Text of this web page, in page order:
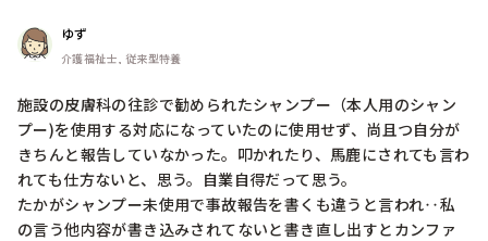
ゆず
介護福祉士, 従来型特養
施設の皮膚科の往診で勧められたシャンプー（本人用のシャン
プー)を使用する対応になっていたのに使用せず、尚且つ自分が
きちんと報告していなかった。叩かれたり、馬鹿にされても言わ
れても仕方ないと、思う。自業自得だって思う。
たかがシャンプー未使用で事故報告を書くも違うと言われ‥私
の言う他内容が書き込みされてないと書き直し出すとカンファ